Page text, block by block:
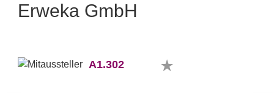
Erweka GmbH
A1.302